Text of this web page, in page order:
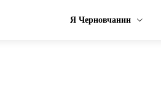
Я Черновчанин